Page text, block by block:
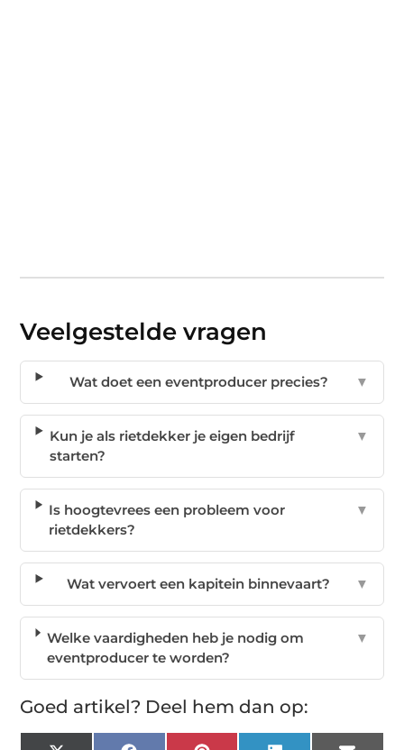
Veelgestelde vragen
Wat doet een eventproducer precies? ▼
Kun je als rietdekker je eigen bedrijf
starten?
▼
Is hoogtevrees een probleem voor
rietdekkers?
▼
Wat vervoert een kapitein binnevaart? ▼
Welke vaardigheden heb je nodig om
eventproducer te worden?
▼
Goed artikel? Deel hem dan op: